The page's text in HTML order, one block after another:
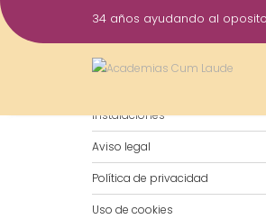
Saltar
al
34 años ayudando al
Instalaciones
Aviso legal
Política de privacidad
Uso de cookies